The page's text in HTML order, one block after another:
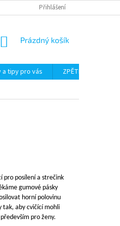
Přihlášení
NÁKUPNÍ
Prázdný košík
a tipy pro vás
ZPĚTNÝ ODBĚR
pro posílení a strečink
gumové pásky
horní polovinu
tak, aby cvičící mohli
pro ženy.